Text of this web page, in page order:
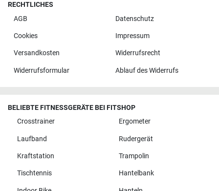
RECHTLICHES
AGB
Datenschutz
Cookies Impressum
Versandkosten Widerrufsrecht
Widerrufsformular Ablauf des Widerrufs
BELIEBTE FITNESSGERÄTE BEI FITSHOP
Crosstrainer
Ergometer
Laufband Rudergerät
Kraftstation Trampolin
Tischtennis Hantelbank